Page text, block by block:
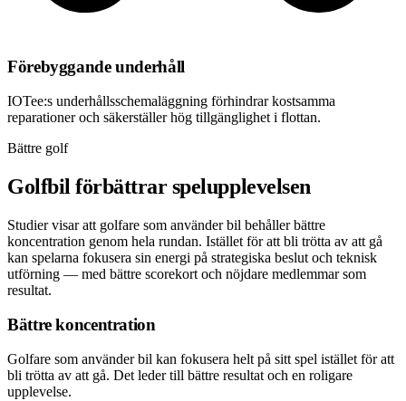
Förebyggande underhåll
IOTee:s underhållsschemaläggning förhindrar kostsamma
reparationer och säkerställer hög tillgänglighet i flottan.
Bättre golf
Golfbil förbättrar spelupplevelsen
Studier visar att golfare som använder bil behåller bättre
koncentration genom hela rundan. Istället för att bli trötta av att gå
kan spelarna fokusera sin energi på strategiska beslut och teknisk
utförning — med bättre scorekort och nöjdare medlemmar som
resultat.
Bättre koncentration
Golfare som använder bil kan fokusera helt på sitt spel istället för att
bli trötta av att gå. Det leder till bättre resultat och en roligare
upplevelse.